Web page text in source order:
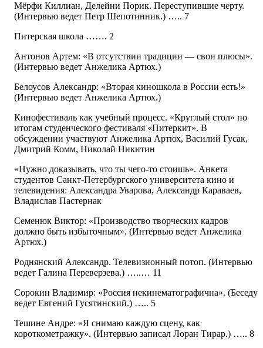
Мёрфи Киллиан, Делейни Порик. Переступившие черту.
(Интервью ведет Петр Шепотинник.) ….. 7
Питерская школа ……. 2
Антонов Артем: «В отсутствии традиции — свои плюсы».
(Интервью ведет Анжелика Артюх.)
Белоусов Александр: «Вторая киношкола в России есть!»
(Интервью ведет Анжелика Артюх.)
Кинофестиваль как учебный процесс. «Круглый стол» по
итогам студенческого фестиваля «Питеркит». В
обсуждении участвуют Анжелика Артюх, Василий Гусак,
Дмитрий Комм, Николай Никитин
«Нужно доказывать, что ты чего-то стоишь». Анкета
студентов Санкт-Петербургского университета кино и
телевидения: Александра Уварова, Александр Караваев,
Владислав Пастернак
Семенюк Виктор: «Производство творческих кадров
должно быть избыточным». (Интервью ведет Анжелика
Артюх.)
Роднянский Александр. Телевизионный потоп. (Интервью
ведет Галина Переверзева.) …..… 11
Сорокин Владимир: «Россия некинематографична». (Беседу
ведет Евгений Гусятинский.) ….. 5
Тешине Андре: «Я снимаю каждую сцену, как
короткометражку». (Интервью записал Лоран Тирар.) ….. 8